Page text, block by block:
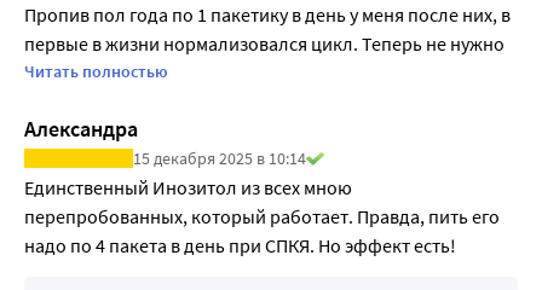
инозитола является одним из факторов развития
синдрома поликистозных яичников (СПКЯ) [1]. Прием
инозитола в течение 6 месяцев оказывает
пациенток с СПКЯ - снижается уровень
лютеинизирующего гормона (ЛГ), нормализуется
соотношения ЛГ/ФСГ; отмечается восстановление
менструального овуляторного цикла [2,3,4]. Даже если
женщина не планирует беременность в ближайшее
Пропив пол года по 1 пакетику в день у меня после них, в
первые в жизни нормализовался цикл. Теперь не нужно
ничего принимать для регулярного цикла, всё и так
Читать полностью
Александра
15 декабря 2025 в 10:14
Единственный Инозитол из всех мною
перепробованных, который работает. Правда, пить его
надо по 4 пакета в день при СПКЯ. Но эффект есть!